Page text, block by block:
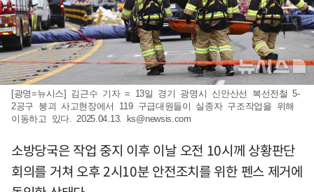
[광명=뉴시스] 김근수 기자 = 13일 경기 광명시 신안산선 복선전철 5-
2공구 붕괴 사고현장에서 119 구급대원들이 실종자 구조작업을 위해
이동하고 있다. 2025.04.13.
ks@newsis.com
소방당국은 작업 중지 이후 이날 오전 10시께 상황판단
회의를 거쳐 오후 2시10분 안전조치를 위한 펜스 제거에